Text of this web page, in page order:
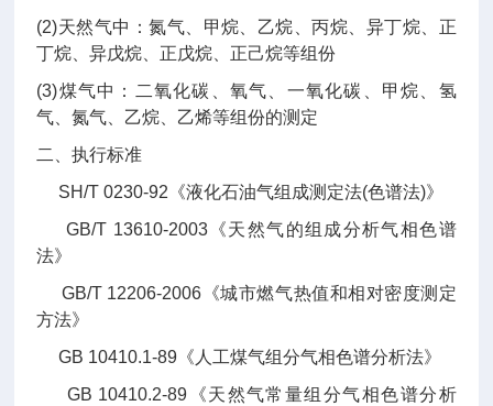
(2)天然气中：氮气、甲烷、乙烷、丙烷、异丁烷、正
丁烷、异戊烷、正戊烷、正己烷等组份
(3)煤气中：二氧化碳、氧气、一氧化碳、甲烷、氢
气、氮气、乙烷、乙烯等组份的测定
二、执行标准
SH/T 0230-92《液化石油气组成测定法(色谱法)》
GB/T 13610-2003《天然气的组成分析气相色谱
法》
GB/T 12206-2006《城市燃气热值和相对密度测定
方法》
GB 10410.1-89《人工煤气组分气相色谱分析法》
GB 10410.2-89《天然气常量组分气相色谱分析